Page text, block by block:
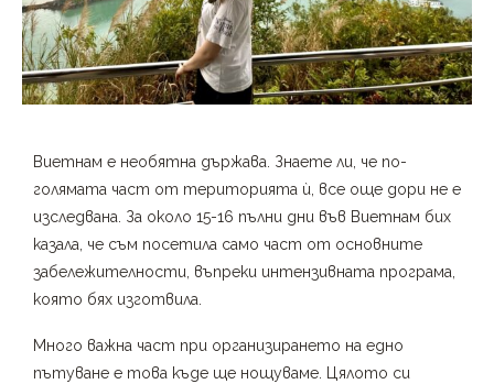
Виетнам е необятна държава. Знаете ли, че по-
голямата част от територията ѝ, все още дори не е
изследвана. За около 15-16 пълни дни във Виетнам бих
казала, че съм посетила само част от основните
забележителности, въпреки интензивната програма,
която бях изготвила.
Много важна част при организирането на едно
пътуване е това къде ще нощуваме. Цялото си